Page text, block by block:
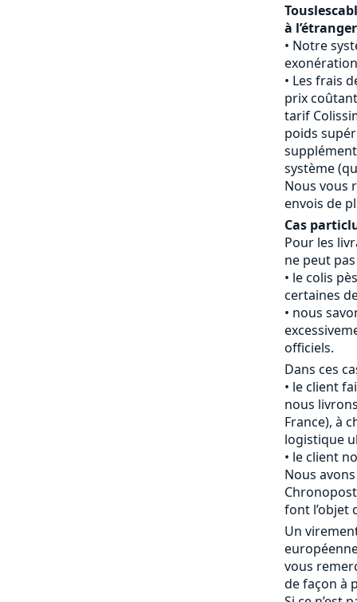
à
Notre
Les frais
prix
tarif
poids
système
Nous vous
envois de
Cas
Pour les
ne peut
le colis
certaines
nous
officiels.
Dans ces
le client
nous
France), à
logistique
le client
Nous
font l’objet
Un
vous
de façon à